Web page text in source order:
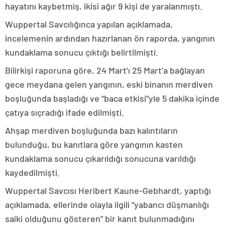
hayatını kaybetmiş, ikisi ağır 9 kişi de yaralanmıştı.
Wuppertal Savcılığınca yapılan açıklamada,
incelemenin ardından hazırlanan ön raporda, yangının
kundaklama sonucu çıktığı belirtilmişti.
Bilirkişi raporuna göre, 24 Mart’ı 25 Mart’a bağlayan
gece meydana gelen yangının, eski binanın merdiven
boşluğunda başladığı ve “baca etkisi”yle 5 dakika içinde
çatıya sıçradığı ifade edilmişti.
Ahşap merdiven boşluğunda bazı kalıntıların
bulunduğu, bu kanıtlara göre yangının kasten
kundaklama sonucu çıkarıldığı sonucuna varıldığı
kaydedilmişti.
Wuppertal Savcısı Heribert Kaune-Gebhardt, yaptığı
açıklamada, ellerinde olayla ilgili “yabancı düşmanlığı
saiki olduğunu gösteren” bir kanıt bulunmadığını